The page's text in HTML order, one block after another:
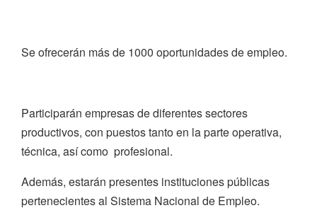
Se ofrecerán más de 1000 oportunidades de empleo.
Participarán empresas de diferentes sectores
productivos, con puestos tanto en la parte operativa,
técnica, así como profesional.
Además, estarán presentes instituciones públicas
pertenecientes al Sistema Nacional de Empleo.